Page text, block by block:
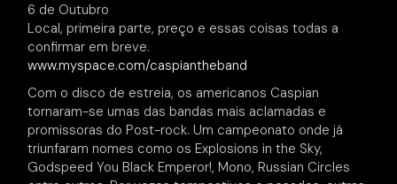
6 de Outubro
Local, primeira parte, preço e essas coisas todas a
confirmar em breve.
www.myspace.com/caspiantheband
Com o disco de estreia, os americanos Caspian
tornaram-se umas das bandas mais aclamadas e
promissoras do Post-rock. Um campeonato onde já
triunfaram nomes como os Explosions in the Sky,
Godspeed You Black Emperor!, Mono, Russian Circles